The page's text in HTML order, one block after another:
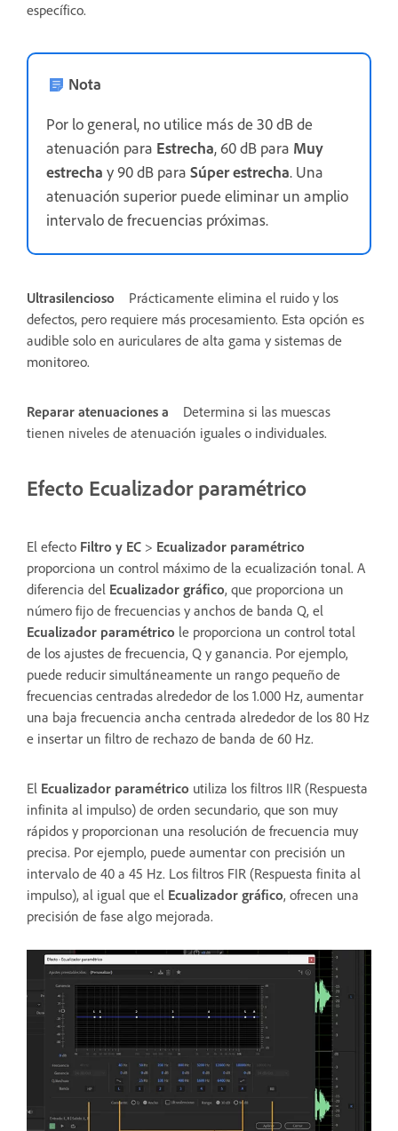
específico.
Nota
Por lo general, no utilice más de 30 dB de
atenuación para Estrecha, 60 dB para Muy
estrecha y 90 dB para Súper estrecha. Una
atenuación superior puede eliminar un amplio
intervalo de frecuencias próximas.
Ultrasilencioso
Prácticamente elimina el ruido y los
defectos, pero requiere más procesamiento. Esta opción es
audible solo en auriculares de alta gama y sistemas de
monitoreo.
Reparar atenuaciones a
Determina si las muescas
tienen niveles de atenuación iguales o individuales.
Efecto Ecualizador paramétrico
El efecto Filtro y EC > Ecualizador paramétrico
proporciona un control máximo de la ecualización tonal. A
diferencia del Ecualizador gráfico, que proporciona un
número fijo de frecuencias y anchos de banda Q, el
Ecualizador paramétrico le proporciona un control total
de los ajustes de frecuencia, Q y ganancia. Por ejemplo,
puede reducir simultáneamente un rango pequeño de
frecuencias centradas alrededor de los 1.000 Hz, aumentar
una baja frecuencia ancha centrada alrededor de los 80 Hz
e insertar un filtro de rechazo de banda de 60 Hz.
El Ecualizador paramétrico utiliza los filtros IIR (Respuesta
infinita al impulso) de orden secundario, que son muy
rápidos y proporcionan una resolución de frecuencia muy
precisa. Por ejemplo, puede aumentar con precisión un
intervalo de 40 a 45 Hz. Los filtros FIR (Respuesta finita al
impulso), al igual que el Ecualizador gráfico, ofrecen una
precisión de fase algo mejorada.